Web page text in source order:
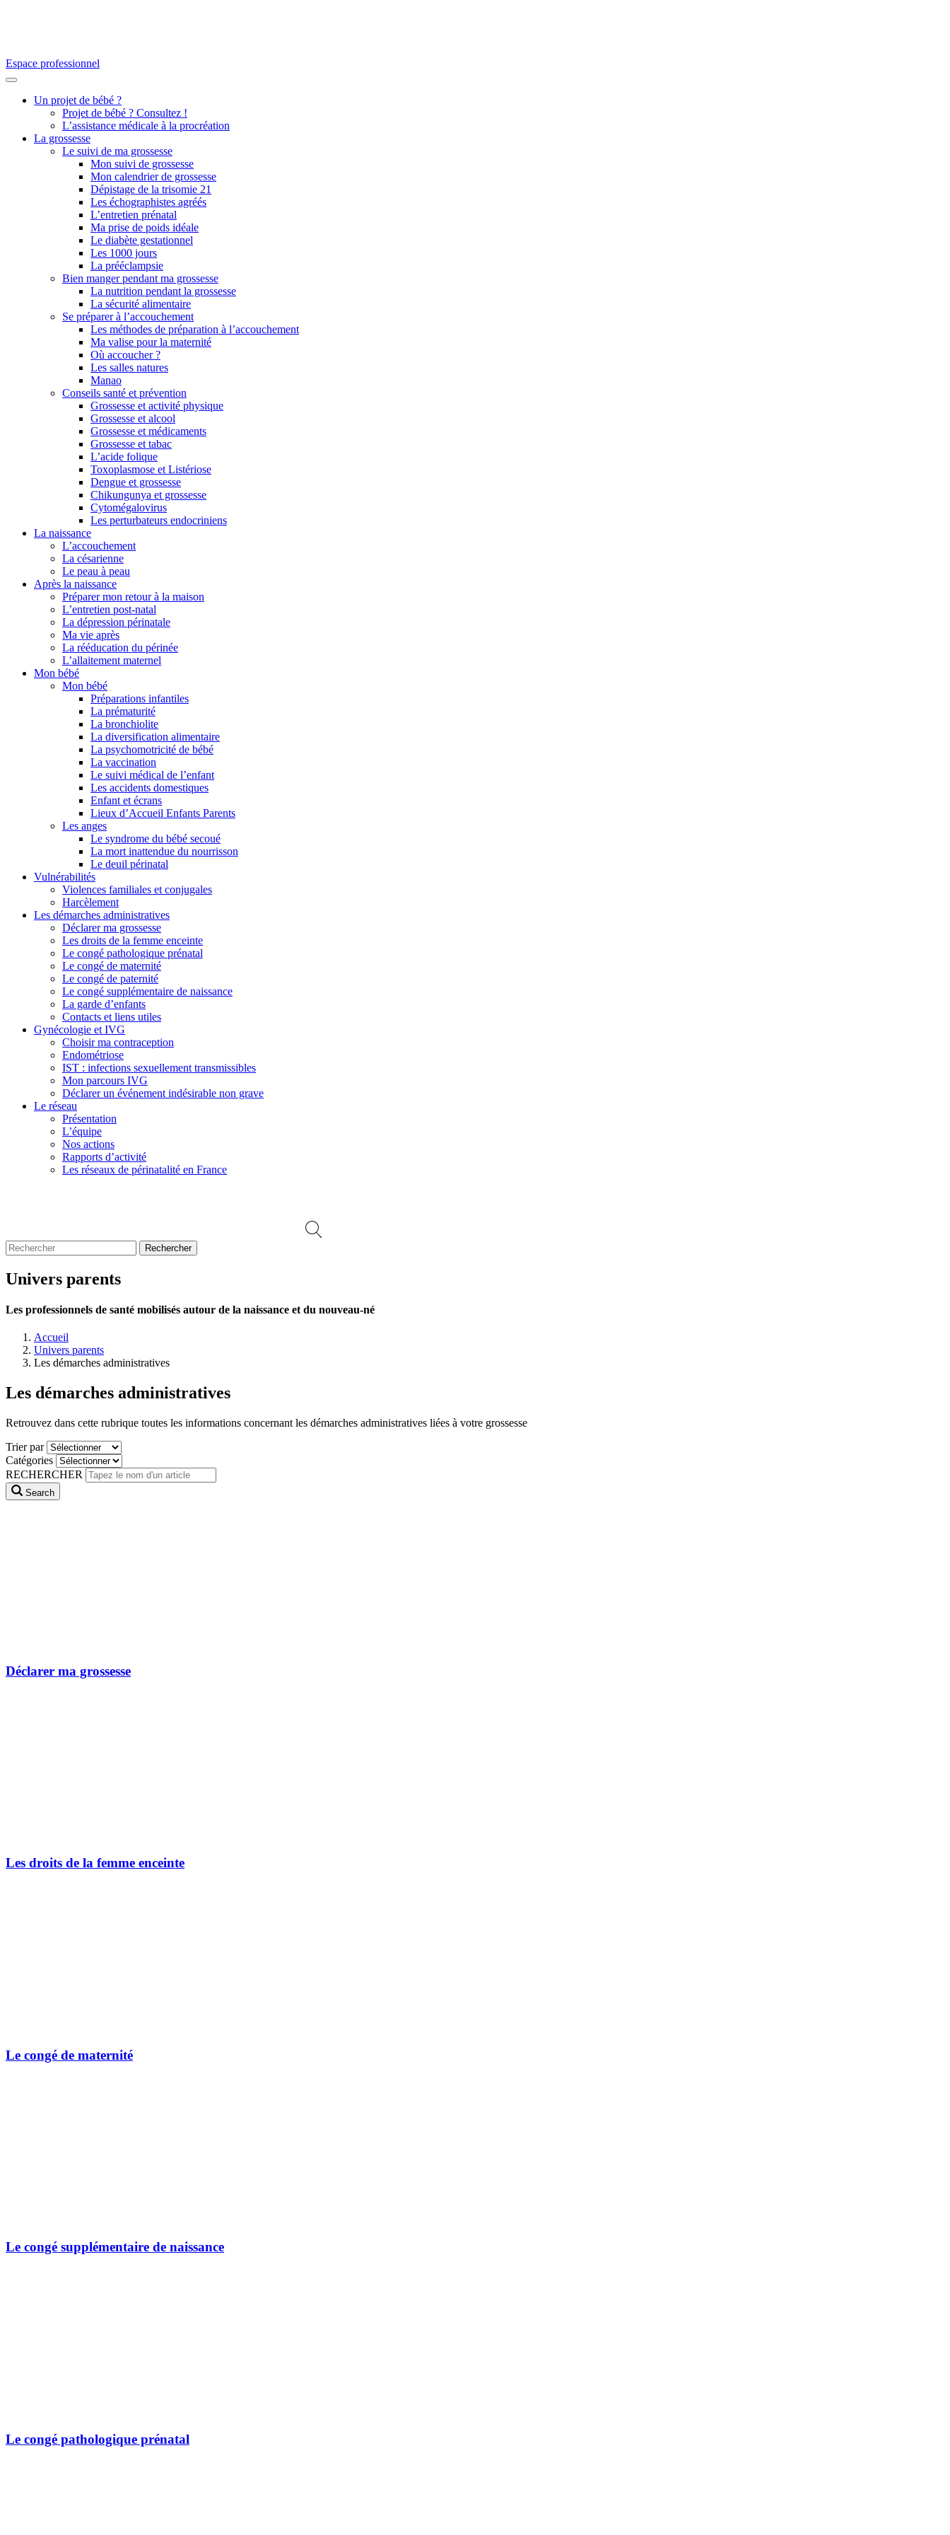
Espace professionnel
Un projet de bébé ?
Projet de bébé ? Consultez !
L’assistance médicale à la procréation
La grossesse
Le suivi de ma grossesse
Mon suivi de grossesse
Mon calendrier de grossesse
Dépistage de la trisomie 21
Les échographistes agréés
L’entretien prénatal
Ma prise de poids idéale
Le diabète gestationnel
Les 1000 jours
La prééclampsie
Bien manger pendant ma grossesse
La nutrition pendant la grossesse
La sécurité alimentaire
Se préparer à l’accouchement
Les méthodes de préparation à l’accouchement
Ma valise pour la maternité
Où accoucher ?
Les salles natures
Manao
Conseils santé et prévention
Grossesse et activité physique
Grossesse et alcool
Grossesse et médicaments
Grossesse et tabac
L’acide folique
Toxoplasmose et Listériose
Dengue et grossesse
Chikungunya et grossesse
Cytomégalovirus
Les perturbateurs endocriniens
La naissance
L’accouchement
La césarienne
Le peau à peau
Après la naissance
Préparer mon retour à la maison
L’entretien post-natal
La dépression périnatale
Ma vie après
La rééducation du périnée
L’allaitement maternel
Mon bébé
Mon bébé
Préparations infantiles
La prématurité
La bronchiolite
La diversification alimentaire
La psychomotricité de bébé
La vaccination
Le suivi médical de l’enfant
Les accidents domestiques
Enfant et écrans
Lieux d’Accueil Enfants Parents
Les anges
Le syndrome du bébé secoué
La mort inattendue du nourrisson
Le deuil périnatal
Vulnérabilités
Violences familiales et conjugales
Harcèlement
Les démarches administratives
Déclarer ma grossesse
Les droits de la femme enceinte
Le congé pathologique prénatal
Le congé de maternité
Le congé de paternité
Le congé supplémentaire de naissance
La garde d’enfants
Contacts et liens utiles
Gynécologie et IVG
Choisir ma contraception
Endométriose
IST : infections sexuellement transmissibles
Mon parcours IVG
Déclarer un événement indésirable non grave
Le réseau
Présentation
L’équipe
Nos actions
Rapports d’activité
Les réseaux de périnatalité en France
Univers parents
Les professionnels de santé mobilisés autour de la naissance et du nouveau-né
Accueil
Univers parents
Les démarches administratives
Les démarches administratives
Retrouvez dans cette rubrique toutes les informations concernant les démarches administratives liées à votre grossesse
Trier par
Catégories
RECHERCHER
Search
Déclarer ma grossesse
Les droits de la femme enceinte
Le congé de maternité
Le congé supplémentaire de naissance
Le congé pathologique prénatal